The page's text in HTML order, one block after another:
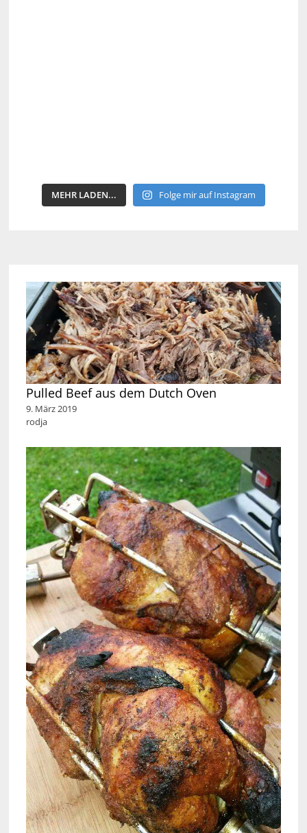
MEHR LADEN... Folge mir auf Instagram
Pulled Beef aus dem Dutch Oven
9. März 2019
rodja